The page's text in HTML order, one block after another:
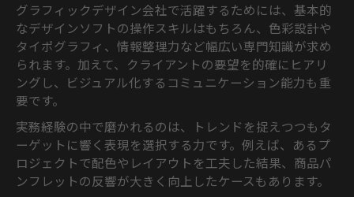
グラフィックデザイン会社で活躍するためには、基本的
なデザインソフトの操作スキルはもちろん、色彩設計や
タイポグラフィ、情報整理力など幅広い専門知識が求め
られます。加えて、クライアントの要望を的確にヒアリ
ングし、ビジュアル化するコミュニケーション能力も重
要です。
実務経験の中で磨かれるのは、トレンドを捉えつつもタ
ーゲットに響く表現を選択する力です。例えば、あるプ
ロジェクトで配色やレイアウトを工夫した結果、商品パ
ンフレットの反響が大きく向上したケースもあります。